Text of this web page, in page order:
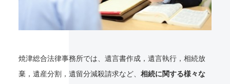
焼津総合法律事務所では、遺言書作成，遺言執行，相続放
棄，遺産分割，遺留分減殺請求など、 相続に関する様々な